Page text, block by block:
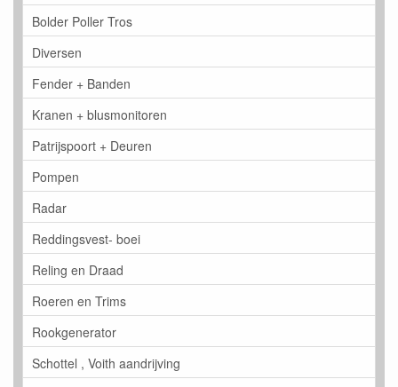
Bolder Poller Tros
Diversen
Fender + Banden
Kranen + blusmonitoren
Patrijspoort + Deuren
Pompen
Radar
Reddingsvest- boei
Reling en Draad
Roeren en Trims
Rookgenerator
Schottel , Voith aandrijving